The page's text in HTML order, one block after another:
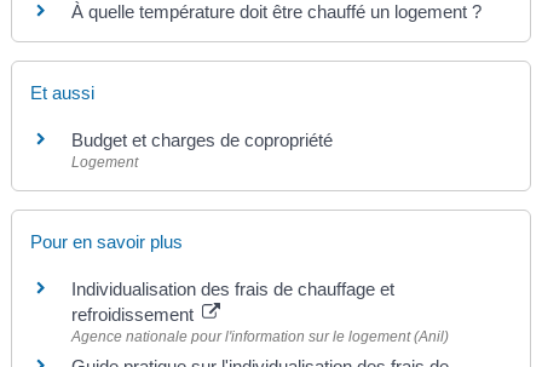
À quelle température doit être chauffé un logement ?
Et aussi
Budget et charges de copropriété
Logement
Pour en savoir plus
Individualisation des frais de chauffage et
refroidissement
Agence nationale pour l'information sur le logement (Anil)